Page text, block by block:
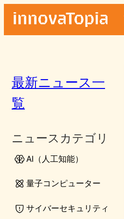
最新ニュース一
覧
ニュースカテゴリ
AI（人工知能）
量子コンピューター
サイバーセキュリティ